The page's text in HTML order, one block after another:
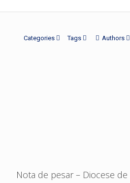
Categories Tags Authors
Nota de pesar – Diocese de